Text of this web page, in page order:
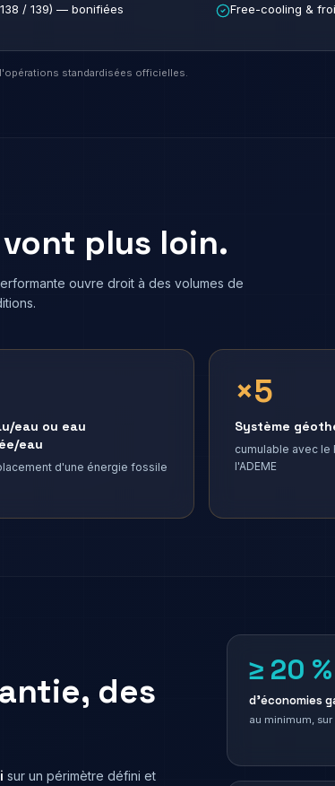
/ 139) — bonifiées
Free-cooling &
standardisées officielles.
plus loin.
ouvre droit à des volumes de
eau ou eau
eau
d'une énergie fossile
×5
Système
cumulable avec le
l'ADEME
des
sur un périmètre défini et
≥ 20 %
d'économies
au minimum,